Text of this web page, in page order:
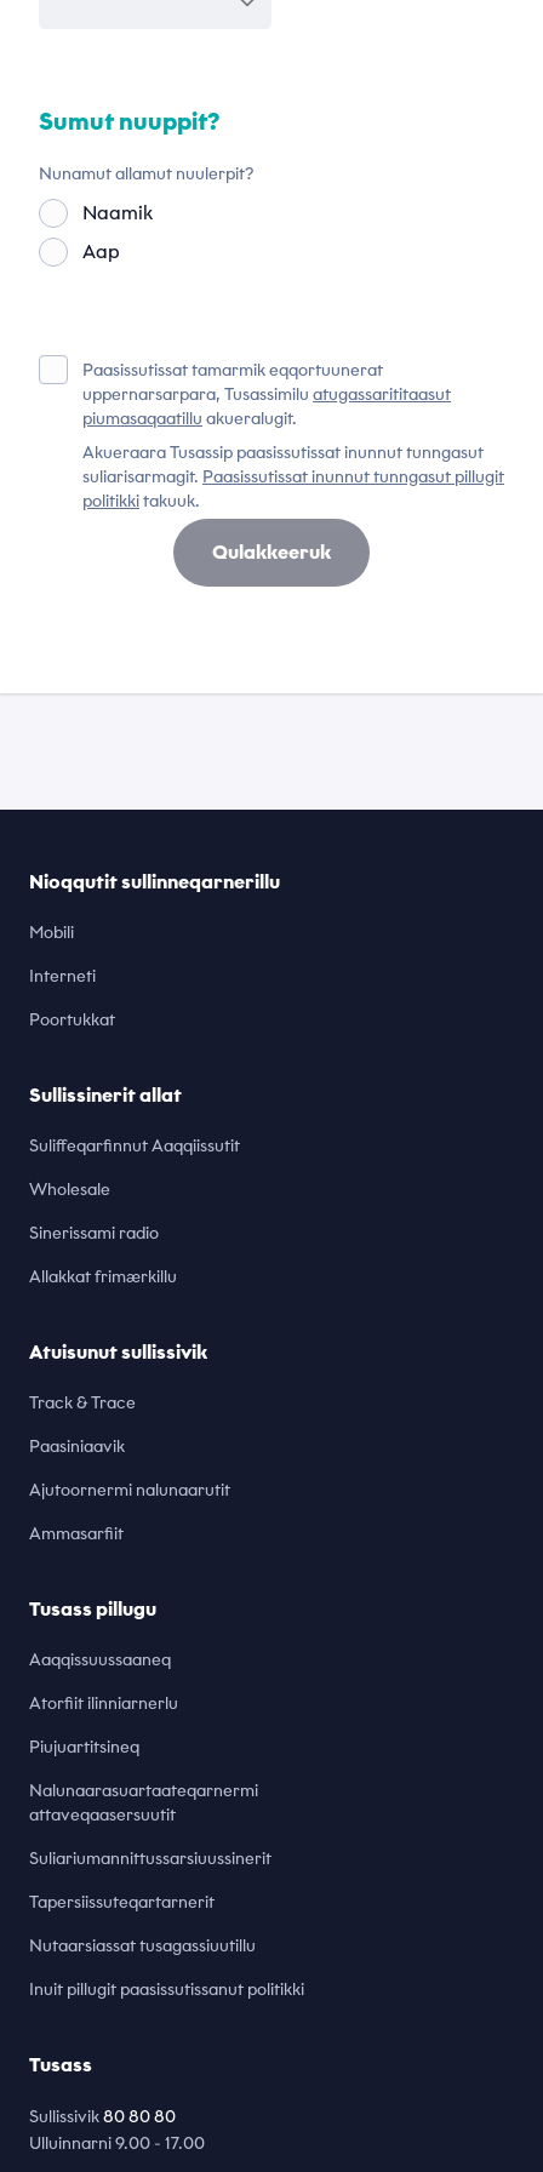
Sumut nuuppit?
Nunamut allamut nuulerpit?
Naamik
Aap
Paasissutissat tamarmik eqqortuunerat
uppernarsarpara, Tusassimilu atugassarititaasut
piumasaqaatillu akueralugit.
Akueraara Tusassip paasissutissat inunnut tunngasut
suliarisarmagit. Paasissutissat inunnut tunngasut pillugit
politikkitakuuk.
Tusass
Sullissivik80 80 80
Ulluinnarni 9.00 - 17.00
Nioqqutit sullinneqarnerillu
Mobili
Interneti
Poortukkat
Sullissinerit allat
Suliffeqarfinnut Aaqqiissutit
Wholesale
Sinerissami radio
Allakkat frimærkillu
Atuisunut sullissivik
Track & Trace
Paasiniaavik
Ajutoornermi nalunaarutit
Ammasarfiit
Tusass pillugu
Aaqqissuussaaneq
Atorfiit ilinniarnerlu
Piujuartitsineq
Nalunaarasuartaateqarnermi
attaveqaasersuutit
Suliariumannittussarsiuussinerit
Tapersiissuteqartarnerit
Nutaarsiassat tusagassiuutillu
Inuit pillugit paasissutissanut politikki